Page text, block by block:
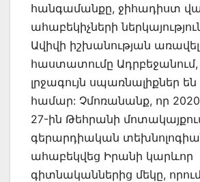
հանգամանքը, ջիհադիստ
ահաբեկիչների
Ավիվի իշխանության
հաստատումը Ադրբեջանում,
լրջագույն սպառնալիքներ
համար: Չմոռանանք, որ
27-ին Թեհրանի
գերարդիական
ահաբեկվեց Իրանի կարևոր
գիտնականներից մեկը,